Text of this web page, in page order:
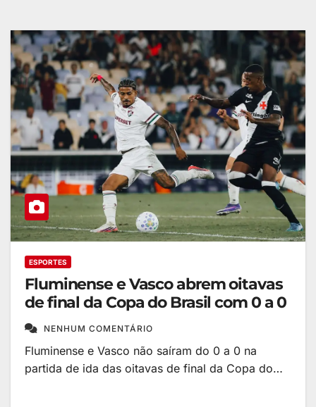
ESPORTES
Fluminense e Vasco abrem oitavas
de final da Copa do Brasil com 0 a 0
NENHUM COMENTÁRIO
Fluminense e Vasco não saíram do 0 a 0 na
partida de ida das oitavas de final da Copa do…